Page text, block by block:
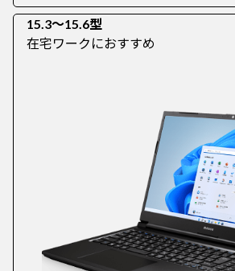
15.3～15.6型
在宅ワークにおすすめ